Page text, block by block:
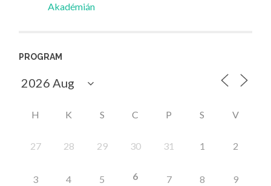
Akadémián
PROGRAM
H K S C P S V
27 28 29 30 31 1 2
3 4 5 6 7 8 9